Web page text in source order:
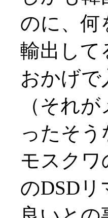
のに、何
輸出して
おかげで
（それ
ったそう
モスク
のDSD